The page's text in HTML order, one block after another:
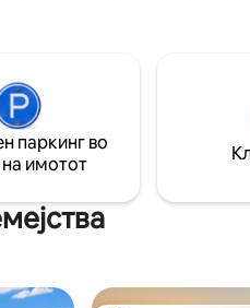
паркинг во
имотот